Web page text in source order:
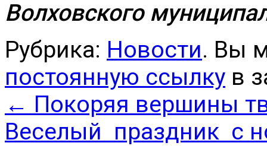
Волховского
Рубрика: Новости. Вы
постоянную ссылку в
← Покоряя вершины
Веселый праздник с